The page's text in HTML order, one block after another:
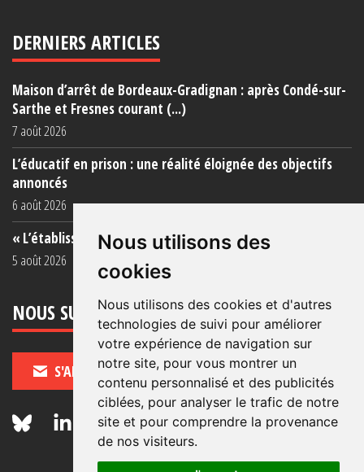
Nous utilisons des
cookies
Nous utilisons des cookies et d'autres
technologies de suivi pour améliorer
votre expérience de navigation sur
notre site, pour vous montrer un
contenu personnalisé et des publicités
ciblées, pour analyser le trafic de notre
site et pour comprendre la provenance
de nos visiteurs.
DERNIERS ARTICLES
Maison d’arrêt de Bordeaux-Gradignan : après Condé-sur-
Sarthe et Fresnes courant (...)
7 août 2026
L’éducatif en prison : une réalité éloignée des objectifs
annoncés
6 août 2026
« L’établissement est une porcherie totale »
5 août 2026
NOUS SUIVRE
S'ABONNER